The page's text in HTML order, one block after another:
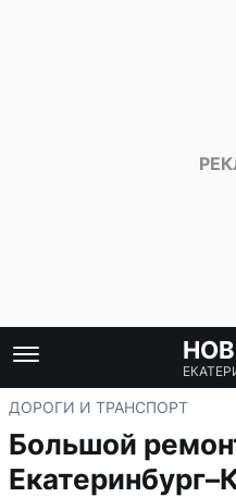
ДОРОГИ И ТРАНСПОРТ
Большой